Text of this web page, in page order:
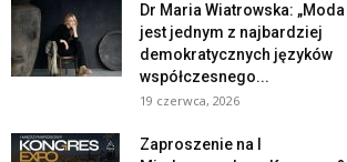
Dr Maria Wiatrowska: „Moda
jest jednym z najbardziej
demokratycznych języków
współczesnego...
19 czerwca, 2026
Zaproszenie na I